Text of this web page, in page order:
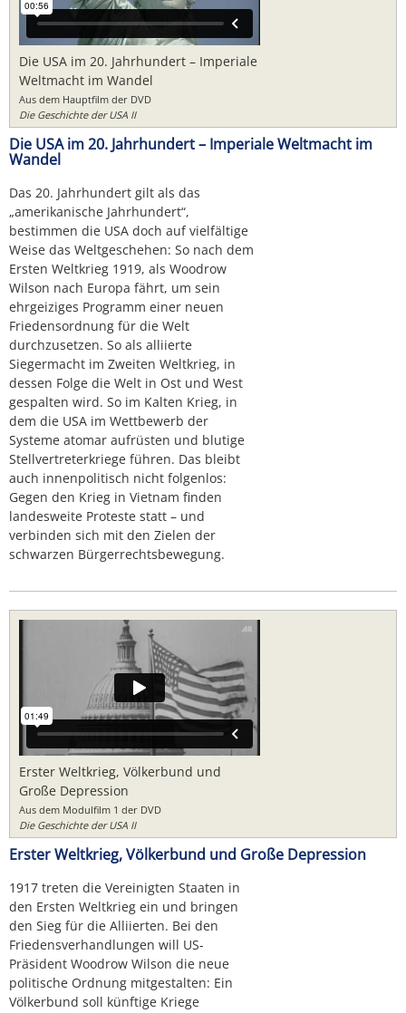
Die USA im 20. Jahrhundert – Imperiale
Weltmacht im Wandel
Aus dem Hauptfilm der DVD
Die Geschichte der USA II
Die USA im 20. Jahrhundert – Imperiale Weltmacht im
Wandel
Das 20. Jahrhundert gilt als das
„amerikanische Jahrhundert“,
bestimmen die USA doch auf vielfältige
Weise das Weltgeschehen: So nach dem
Ersten Weltkrieg 1919, als Woodrow
Wilson nach Europa fährt, um sein
ehrgeiziges Programm einer neuen
Friedensordnung für die Welt
durchzusetzen. So als alliierte
Siegermacht im Zweiten Weltkrieg, in
dessen Folge die Welt in Ost und West
gespalten wird. So im Kalten Krieg, in
dem die USA im Wettbewerb der
Systeme atomar aufrüsten und blutige
Stellvertreterkriege führen. Das bleibt
auch innenpolitisch nicht folgenlos:
Gegen den Krieg in Vietnam finden
landesweite Proteste statt – und
verbinden sich mit den Zielen der
schwarzen Bürgerrechtsbewegung.
Erster Weltkrieg, Völkerbund und
Große Depression
Aus dem Modulfilm 1 der DVD
Die Geschichte der USA II
Erster Weltkrieg, Völkerbund und Große Depression
1917 treten die Vereinigten Staaten in
den Ersten Weltkrieg ein und bringen
den Sieg für die Alliierten. Bei den
Friedensverhandlungen will US-
Präsident Woodrow Wilson die neue
politische Ordnung mitgestalten: Ein
Völkerbund soll künftige Kriege